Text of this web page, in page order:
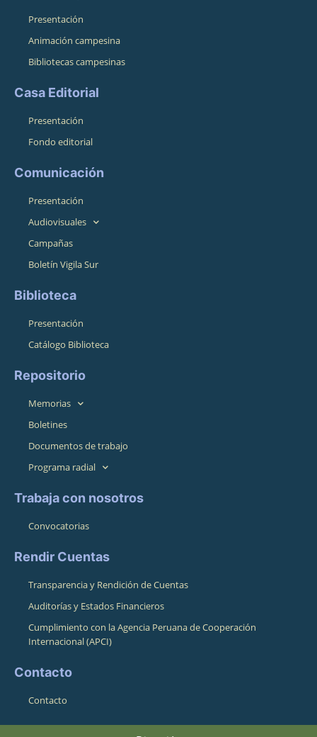
Presentación
Animación campesina
Bibliotecas campesinas
Casa Editorial
Presentación
Fondo editorial
Comunicación
Presentación
Audiovisuales
Campañas
Boletín Vigila Sur
Biblioteca
Presentación
Catálogo Biblioteca
Repositorio
Memorias
Boletines
Documentos de trabajo
Programa radial
Trabaja con nosotros
Convocatorias
Rendir Cuentas
Transparencia y Rendición de Cuentas
Auditorías y Estados Financieros
Cumplimiento con la Agencia Peruana de Cooperación
Internacional (APCI)
Contacto
Contacto